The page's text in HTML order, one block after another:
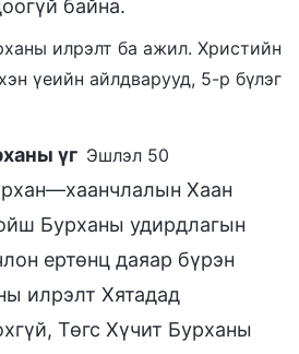
байна.
илрэлт ба ажил. Христийн
үеийн айлдварууд, 5-р бүлэг
үг Эшлэл 50
Хаан
Бурханы удирдлагын
ертөнц даяар бүрэн
илрэлт Хятадад
Төгс Хүчит Бурханы